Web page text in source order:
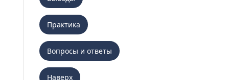
Практика
Вопросы и ответы
Наверх